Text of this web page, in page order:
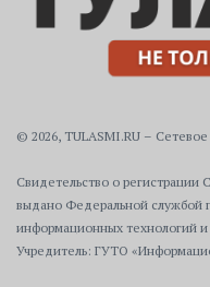
© 2026, TULASMI.RU –
Свидетельство о
выдано Федеральной службой
информационных технологий
Учредитель: ГУТО